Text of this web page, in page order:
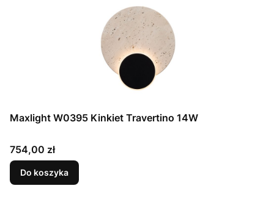
Maxlight W0395 Kinkiet Travertino 14W
Cena
754,00 zł
Do koszyka